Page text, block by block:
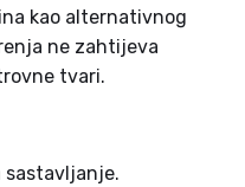
kao alternativnog
ne zahtijeva
tvari.
sastavljanje.